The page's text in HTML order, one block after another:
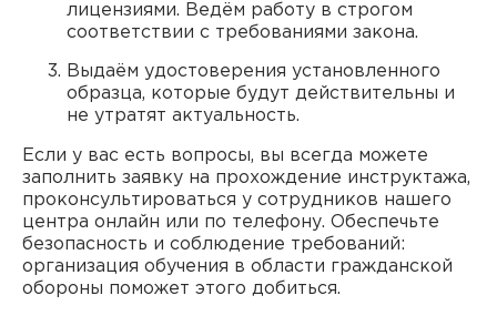
лицензиями. Ведём работу в строгом
соответствии с требованиями закона.
Выдаём удостоверения установленного
образца, которые будут действительны и
не утратят актуальность.
Если у вас есть вопросы, вы всегда можете
заполнить заявку на прохождение инструктажа,
проконсультироваться у сотрудников нашего
центра онлайн или по телефону. Обеспечьте
безопасность и соблюдение требований:
организация обучения в области гражданской
обороны поможет этого добиться.